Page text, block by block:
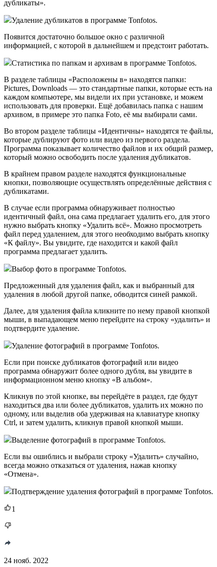
дубликаты».
Удаление дубликатов в программе Tonfotos.
Появится достаточно большое окно с различной
информацией, с которой в дальнейшем и предстоит работать.
Статистика по папкам и архивам в программе Tonfotos.
В разделе таблицы «Расположены в» находятся папки:
Pictures, Downloads — это стандартные папки, которые есть на
каждом компьютере, мы видели их при установке, и можем
использовать для проверки. Ещё добавилась папка с нашим
архивом, в примере это папка Foto, её мы выбирали сами.
Во втором разделе таблицы «Идентичны» находятся те файлы,
которые дублируют фото или видео из первого раздела.
Программа показывает количество файлов и их общий размер,
который можно освободить после удаления дубликатов.
В крайнем правом разделе находятся функциональные
кнопки, позволяющие осуществлять определённые действия с
дубликатами.
В случае если программа обнаруживает полностью
идентичный файл, она сама предлагает удалить его, для этого
нужно выбрать кнопку «Удалить всё». Можно просмотреть
файл перед удалением, для этого необходимо выбрать кнопку
«К файлу». Вы увидите, где находится и какой файл
программа предлагает удалить.
Выбор фото в программе Tonfotos.
Предложенный для удаления файл, как и выбранный для
удаления в любой другой папке, обводится синей рамкой.
Далее, для удаления файла кликните по нему правой кнопкой
мыши, в выпадающем меню перейдите на строку «удалить» и
подтвердите удаление.
Удаление фотографий в программе Tonfotos.
Если при поиске дубликатов фотографий или видео
программа обнаружит более одного дубля, вы увидите в
информационном меню кнопку «В альбом».
Кликнув по этой кнопке, вы перейдёте в раздел, где будут
находиться два или более дубликатов, удалить их можно по
одному, или выделив оба удерживая на клавиатуре кнопку
Ctrl, и затем удалить, кликнув правой кнопкой мыши.
Выделение фотографий в программе Tonfotos.
Если вы ошиблись и выбрали строку «Удалить» случайно,
всегда можно отказаться от удаления, нажав кнопку
«Отмена».
Подтверждение удаления фотографий в программе Tonfotos.
1
24 нояб. 2022